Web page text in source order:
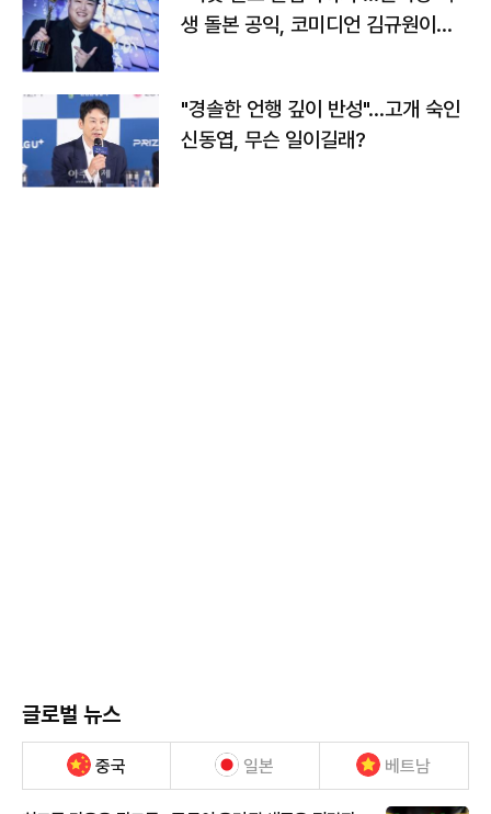
생 돌본 공익, 코미디언 김규원이었
"경솔한 언행 깊이 반성"…고개 숙인
신동엽, 무슨 일이길래?
글로벌 뉴스
중국 일본 베트남